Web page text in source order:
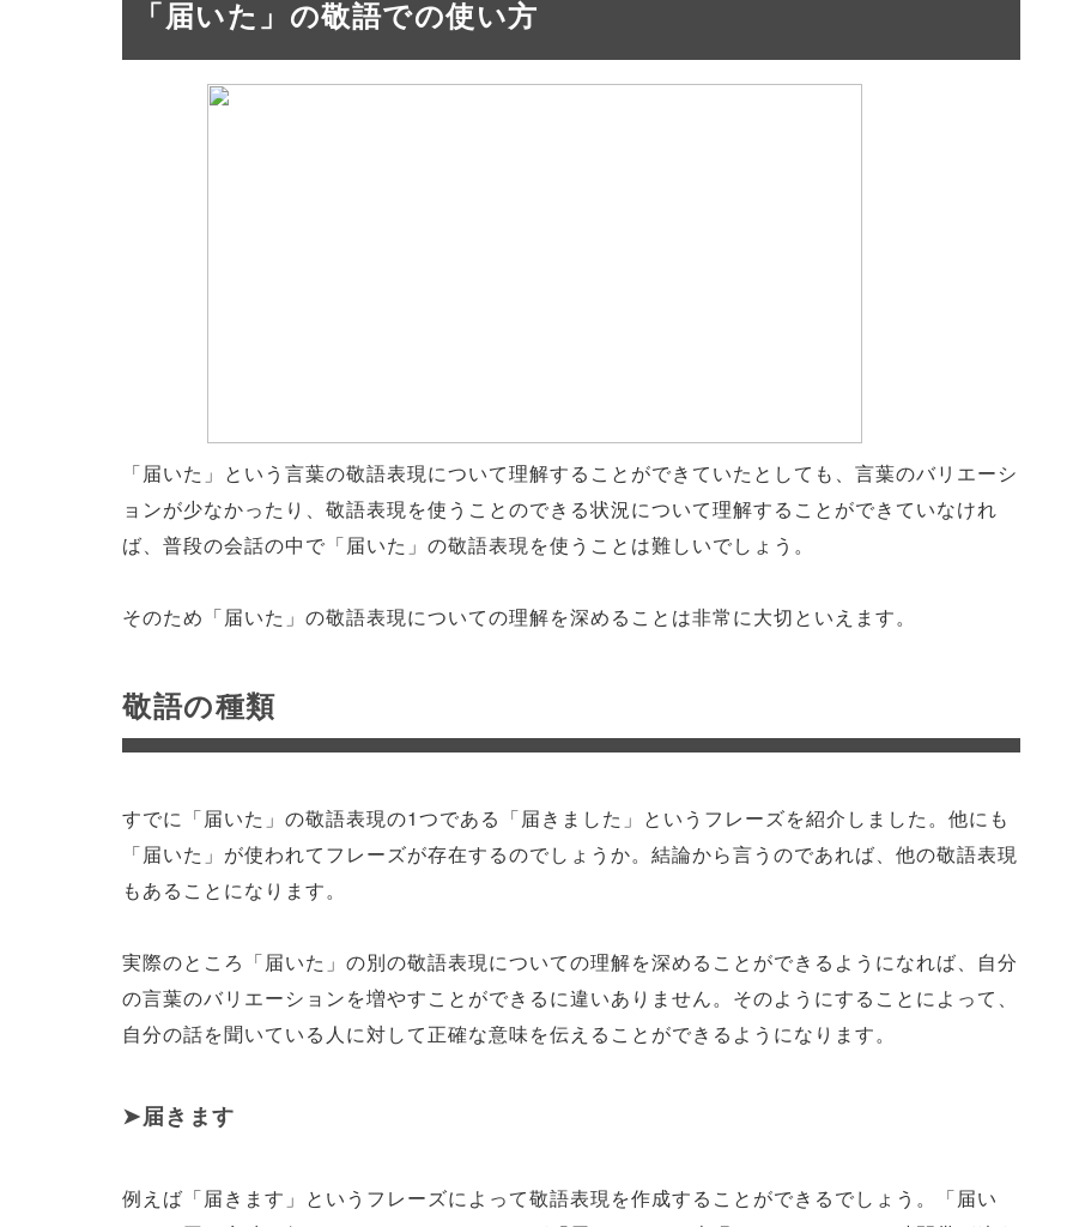
「届いた」の敬語での使い方
「届いた」という言葉の敬語表現について理解することができていたとしても、言葉のバリエーシ
ョンが少なかったり、敬語表現を使うことのできる状況について理解することができていなけれ
ば、普段の会話の中で「届いた」の敬語表現を使うことは難しいでしょう。
そのため「届いた」の敬語表現についての理解を深めることは非常に大切といえます。
敬語の種類
すでに「届いた」の敬語表現の1つである「届きました」というフレーズを紹介しました。他にも
「届いた」が使われてフレーズが存在するのでしょうか。結論から言うのであれば、他の敬語表現
もあることになります。
実際のところ「届いた」の別の敬語表現についての理解を深めることができるようになれば、自分
の言葉のバリエーションを増やすことができるに違いありません。そのようにすることによって、
自分の話を聞いている人に対して正確な意味を伝えることができるようになります。
届きます
例えば「届きます」というフレーズによって敬語表現を作成することができるでしょう。「届い